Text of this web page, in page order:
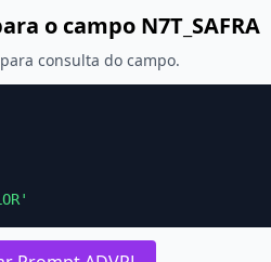
o campo N7T_SAFRA
consulta do campo.